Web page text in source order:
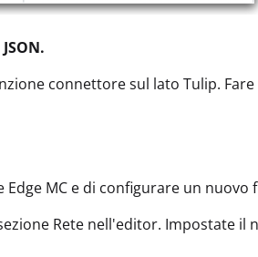
JSON.
connettore sul lato Tulip. Fare
MC e di configurare un nuovo
Rete nell'editor. Impostate il